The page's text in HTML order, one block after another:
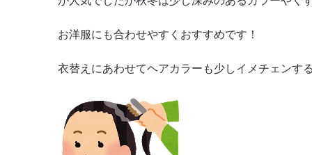
お洋服にも合わせやすくおすすめです！
衣替えにあわせてヘアカラーも少しイメチェンす